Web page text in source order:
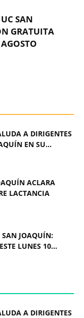
SAN
GRATUITA
A DIRIGENTES
EN SU...
ACLARA
LACTANCIA
JOAQUÍN:
LUNES 10...
A DIRIGENTES